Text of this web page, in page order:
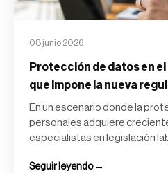
08 junio 2026
Protección de datos en
que impone la nueva
En un escenario donde la
personales adquiere
especialistas en legislación
Seguir leyendo →